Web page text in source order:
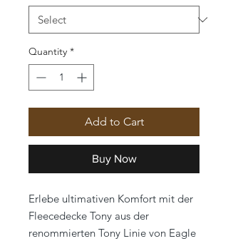
Quantity *
Add to Cart
Buy Now
Erlebe ultimativen Komfort mit der
Fleecedecke Tony aus der
renommierten Tony Linie von Eagle